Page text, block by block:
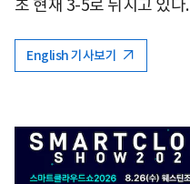
초 현재 3-5로 뒤지고 있다.
English 기사보기